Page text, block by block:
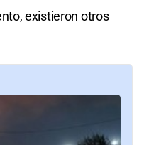
existieron otros